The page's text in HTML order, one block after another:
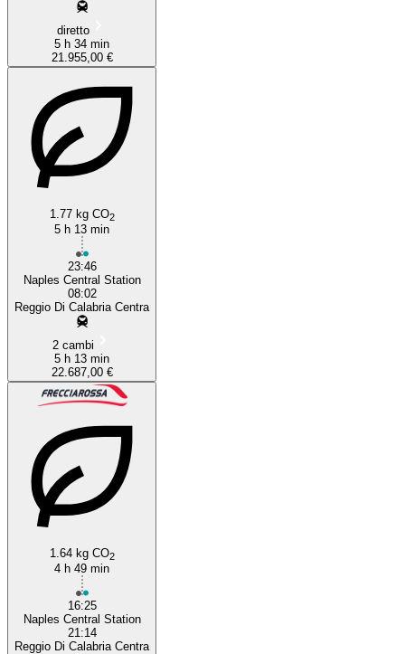
diretto
5 h 34 min
21.955,00 €
1.77 kg CO2
5 h 13 min
23:46
Naples Central Station
08:02
Reggio Di Calabria Centra
2 cambi
5 h 13 min
22.687,00 €
1.64 kg CO2
4 h 49 min
16:25
Naples Central Station
21:14
Reggio Di Calabria Centra